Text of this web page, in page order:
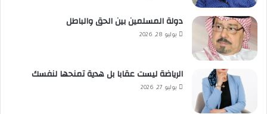
دولة المسلمين بين الحق والباطل
يوليو 28, 2026
الرياضة ليست عقابا بل هدية تمنحها لنفسك
يوليو 27, 2026